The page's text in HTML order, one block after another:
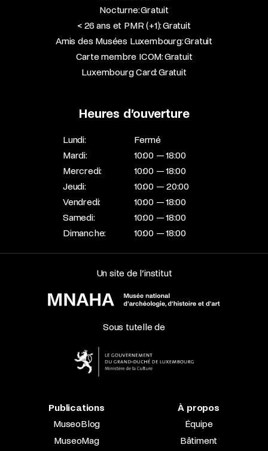
Nocturne: Gratuit
< 26 ans et PMR (+1): Gratuit
Amis des Musées Luxembourg: Gratuit
Carte membre ICOM: Gratuit
Luxembourg Card: Gratuit
Heures d’ouverture
Lundi:
Fermé
Mardi:
10:00 — 18:00
Mercredi:
10:00 — 18:00
Jeudi:
10:00 — 20:00
Vendredi:
10:00 — 18:00
Samedi:
10:00 — 18:00
Dimanche:
10:00 — 18:00
Un site de l’institut
Sous tutelle de
Publications
MuseoBlog
MuseoMag
À propos
Équipe
Bâtiment